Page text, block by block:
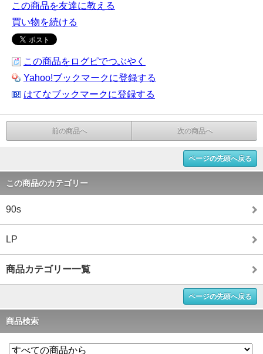
この商品を友達に教える
買い物を続ける
この商品をログピでつぶやく
Yahoo!ブックマークに登録する
はてなブックマークに登録する
前の商品へ 次の商品へ
ページの先頭へ戻る
この商品のカテゴリー
90s
LP
商品カテゴリー一覧
ページの先頭へ戻る
商品検索